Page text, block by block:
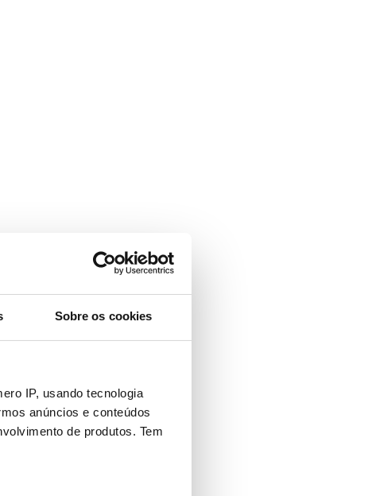
Sobre os cookies
IP, usando tecnologia
anúncios e conteúdos
de produtos. Tem